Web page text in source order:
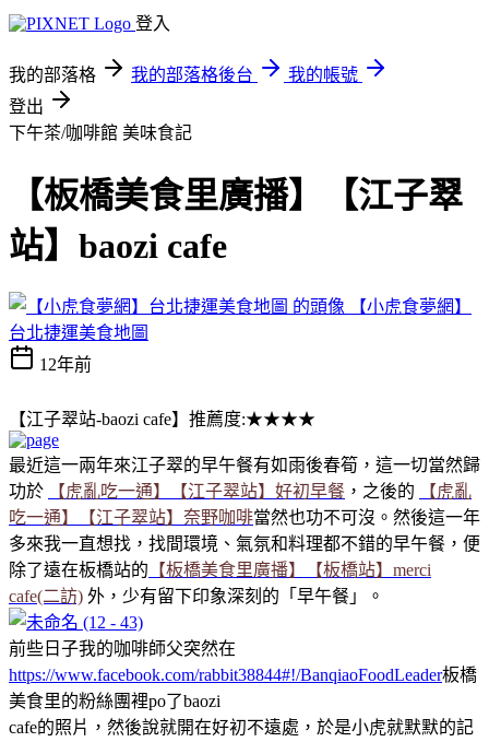
登入
我的部落格 我的部落格後台
我的帳號
登出
下午茶/咖啡館 美味食記
【板橋美食里廣播】【江子翠
站】baozi cafe
【小虎食夢網】
台北捷運美食地圖
12年前
【江子翠站-baozi cafe】推薦度:★★★★
最近這一兩年來江子翠的早午餐有如雨後春筍，這一切當然歸
功於
【虎亂吃一通】【江子翠站】好初早餐 ，之後的
【虎亂
吃一通】【江子翠站】奈野咖啡當然也功不可沒。然後這一年
多來我一直想找，找間環境、氣氛和料理都不錯的早午餐，便
除了遠在板橋站的 【板橋美食里廣播】【板橋站】merci
cafe(二訪) 外，少有留下印象深刻的「早午餐」。
前些日子我的咖啡師父突然在
https://www.facebook.com/rabbit38844#!/BanqiaoFoodLeader板橋
美食里的粉絲團裡po了baozi
cafe的照片，然後說就開在好初不遠處，於是小虎就默默的記